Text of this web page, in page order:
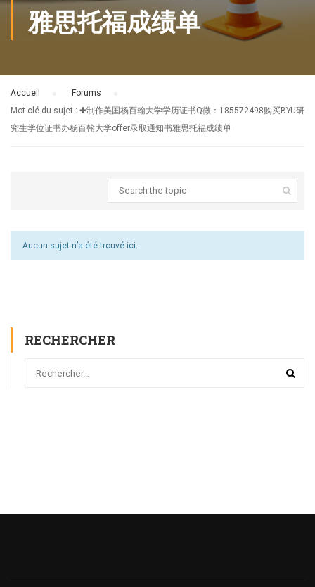
雅思托福成绩单
Accueil Forums
Mot-clé du sujet : ✚制作美国杨百翰大学学历证书Q微：185572498购买BYU研
究生学位证书办杨百翰大学offer录取通知书雅思托福成绩单
Aucun sujet n’a été trouvé ici.
RECHERCHER